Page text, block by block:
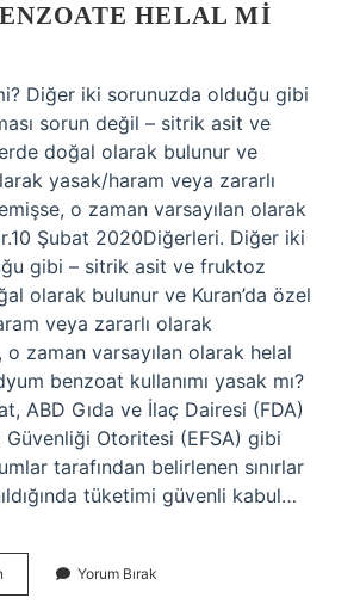
HELAL MI
Diğer iki sorunuzda olduğu gibi
sorun değil – sitrik asit ve
doğal olarak bulunur ve
yasak/haram veya zararlı
o zaman varsayılan olarak
Şubat 2020Diğerleri. Diğer iki
gibi – sitrik asit ve fruktoz
olarak bulunur ve Kuran’da özel
veya zararlı olarak
zaman varsayılan olarak helal
benzoat kullanımı yasak mı?
ABD Gıda ve İlaç Dairesi (FDA)
Güvenliği Otoritesi (EFSA) gibi
tarafından belirlenen sınırlar
tüketimi güvenli kabul…
Benzoate
Yorum Bırak